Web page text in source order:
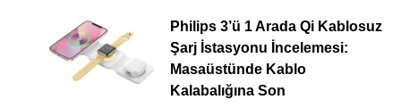
Philips 3’ü 1 Arada Qi Kablosuz
Şarj İstasyonu İncelemesi:
Masaüstünde Kablo
Kalabalığına Son